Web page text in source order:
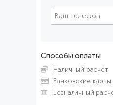
Способы оплаты
Наличный расчёт
Банковские
Безналичный